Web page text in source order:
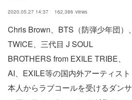
2020.05.27 14:37 162,386 views
Chris Brown、BTS（防弾少年団）、
TWICE、三代目 J SOUL
BROTHERS from EXILE TRIBE、
AI、EXILE等の国内外アーティスト
本人からラブコールを受けるダンサ